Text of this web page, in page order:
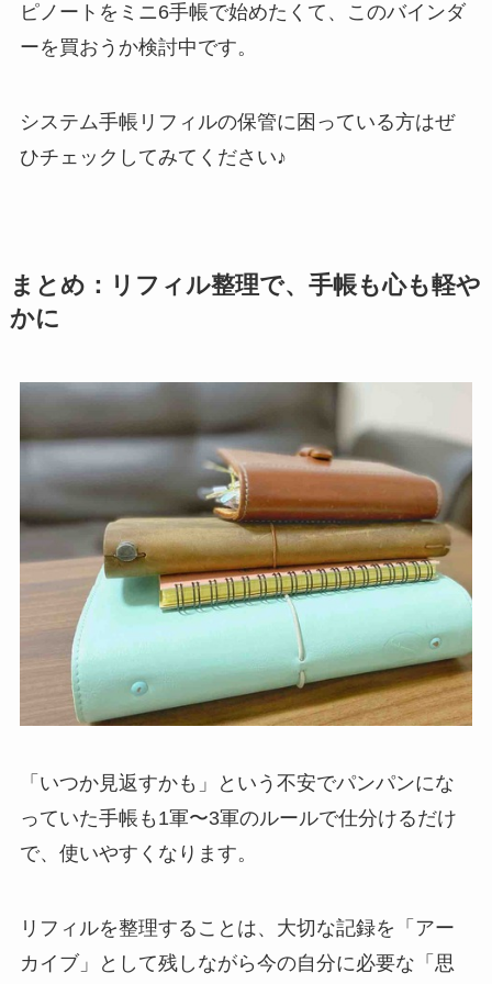
ピノートをミニ6手帳で始めたくて、このバインダ
ーを買おうか検討中です。
システム手帳リフィルの保管に困っている方はぜ
ひチェックしてみてください♪
まとめ：リフィル整理で、手帳も心も軽や
かに
「いつか見返すかも」という不安でパンパンにな
っていた手帳も1軍〜3軍のルールで仕分けるだけ
で、使いやすくなります。
リフィルを整理することは、大切な記録を「アー
カイブ」として残しながら今の自分に必要な「思